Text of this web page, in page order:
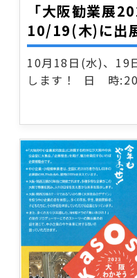
「大阪勧業展
10/19(木)に出
10月18日(水)、19
します！ 日 時